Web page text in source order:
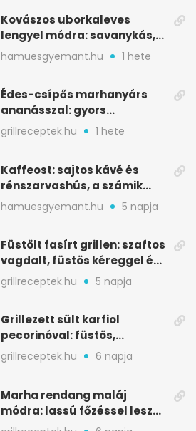
Kovászos uborkaleves
lengyel módra: savanykás,
kapros, meglepően
tartalmas
hamuesgyemant.hu 1 hete
Édes-csípős marhanyárs
ananásszal: gyors
grillrecept jalapeñóval
grillreceptek.hu 1 hete
Kaffeost: sajtos kávé és
rénszarvashús, a számik
melegítő itala
hamuesgyemant.hu 5 napja
Füstölt fasírt grillen: szaftos
vagdalt, füstös kéreggel és
BBQ mázzal
grillreceptek.hu 5 napja
Grillezett sült karfiol
pecorinóval: füstös,
karamellizált nyári kedvenc
grillreceptek.hu 6 napja
Marha rendang maláj
módra: lassú főzéssel lesz
igazán szaftos